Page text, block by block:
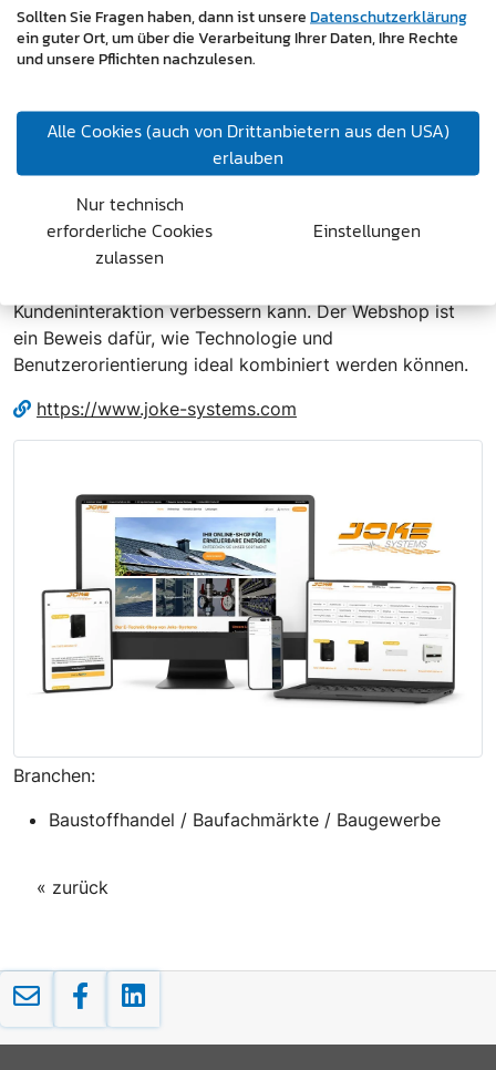
Kundenstimme
Der Webshop erfüllt alle unsere Anforderungen und
Schnittstellenlösung zu Amicron Faktura haben wir ein
System, das zuverlässig und effizient arbeitet.
Die Zusammenarbeit mit JOKE-Systems zeigt, wie eine
maßgeschneiderte E-Commerce-Lösung auf Shopware
Kundeninteraktion verbessern kann. Der Webshop ist
ein Beweis dafür, wie Technologie und
Benutzerorientierung ideal kombiniert werden können.
https://www.joke-systems.com
Branchen:
Baustoffhandel / Baufachmärkte / Baugewerbe
« zurück
Sollten Sie Fragen haben, dann ist unsereDatenschutzerklärung
ein guter Ort, um über die Verarbeitung Ihrer Daten, Ihre Rechte
und unsere Pflichten nachzulesen.
Alle Cookies (auch von Drittanbietern aus den USA)
erlauben
Nur technisch
erforderliche Cookies
zulassen
Einstellungen